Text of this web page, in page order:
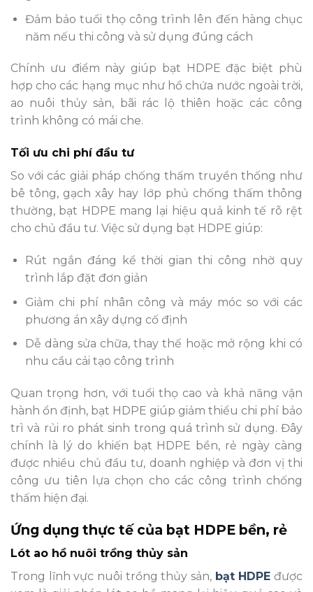
Đảm bảo tuổi thọ công trình lên đến hàng chục
năm nếu thi công và sử dụng đúng cách
Chính ưu điểm này giúp bạt HDPE đặc biệt phù
hợp cho các hạng mục như hồ chứa nước ngoài trời,
ao nuôi thủy sản, bãi rác lộ thiên hoặc các công
trình không có mái che.
Tối ưu chi phí đầu tư
So với các giải pháp chống thấm truyền thống như
bê tông, gạch xây hay lớp phủ chống thấm thông
thường, bạt HDPE mang lại hiệu quả kinh tế rõ rệt
cho chủ đầu tư. Việc sử dụng bạt HDPE giúp:
Rút ngắn đáng kể thời gian thi công nhờ quy
trình lắp đặt đơn giản
Giảm chi phí nhân công và máy móc so với các
phương án xây dựng cố định
Dễ dàng sửa chữa, thay thế hoặc mở rộng khi có
nhu cầu cải tạo công trình
Quan trọng hơn, với tuổi thọ cao và khả năng vận
hành ổn định, bạt HDPE giúp giảm thiểu chi phí bảo
trì và rủi ro phát sinh trong quá trình sử dụng. Đây
chính là lý do khiến bạt HDPE bền, rẻ ngày càng
được nhiều chủ đầu tư, doanh nghiệp và đơn vị thi
công ưu tiên lựa chọn cho các công trình chống
thấm hiện đại.
Ứng dụng thực tế của bạt HDPE bền, rẻ
Lót ao hồ nuôi trồng thủy sản
Trong lĩnh vực nuôi trồng thủy sản, bạt HDPE được